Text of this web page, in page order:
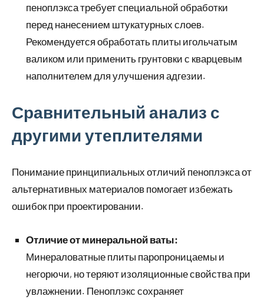
пеноплэкса требует специальной обработки
перед нанесением штукатурных слоев.
Рекомендуется обработать плиты игольчатым
валиком или применить грунтовки с кварцевым
наполнителем для улучшения адгезии.
Сравнительный анализ с
другими утеплителями
Понимание принципиальных отличий пеноплэкса от
альтернативных материалов помогает избежать
ошибок при проектировании.
Отличие от минеральной ваты:
Минераловатные плиты паропроницаемы и
негорючи, но теряют изоляционные свойства при
увлажнении. Пеноплэкс сохраняет